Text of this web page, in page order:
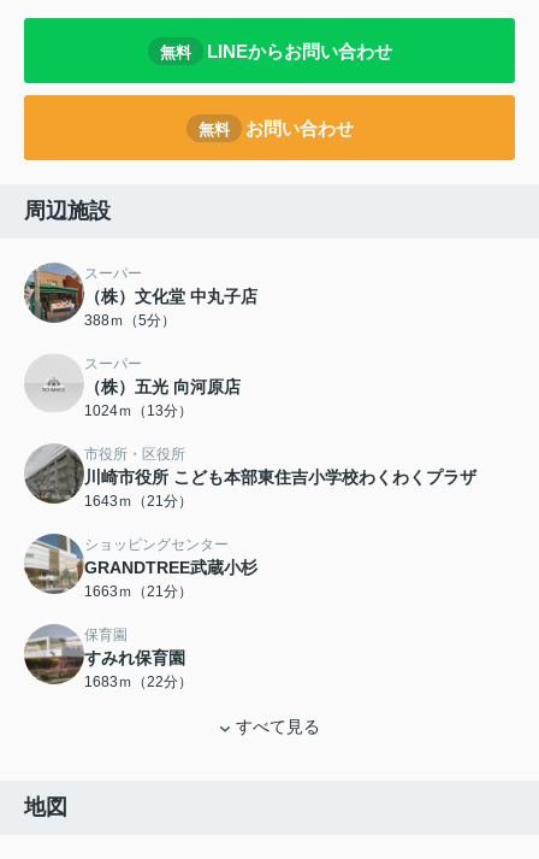
無料 LINEからお問い合わせ
無料 お問い合わせ
周辺施設
スーパー
（株）文化堂 中丸子店
388ｍ（5分）
スーパー
（株）五光 向河原店
1024ｍ（13分）
市役所・区役所
川崎市役所 こども本部東住吉小学校わくわくプラザ
1643ｍ（21分）
ショッピングセンター
GRANDTREE武蔵小杉
1663ｍ（21分）
保育園
すみれ保育園
1683ｍ（22分）
すべて見る
地図